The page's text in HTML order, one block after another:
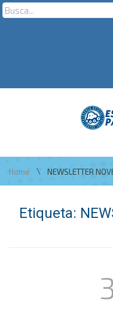
Home \ NEWSLETTER
Etiqueta: